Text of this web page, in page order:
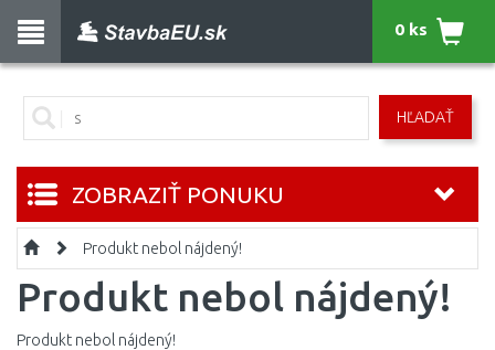
HĽADAŤ
0 ks
ZOBRAZIŤ PONUKU
Produkt nebol nájdený!
Produkt nebol nájdený!
Produkt nebol nájdený!